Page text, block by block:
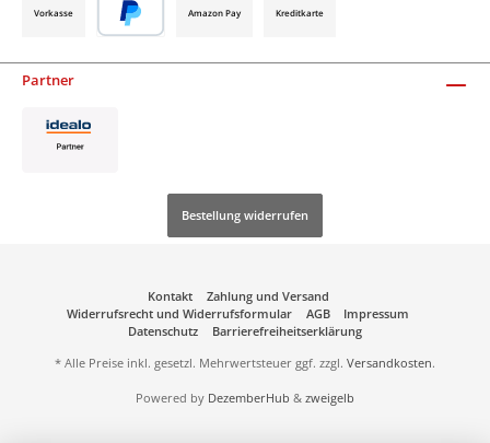
Vorkasse Amazon Pay Kreditkarte
Partner
Bestellung widerrufen
Kontakt
Zahlung und Versand
Widerrufsrecht und Widerrufsformular
AGB
Impressum
Datenschutz
Barrierefreiheitserklärung
* Alle Preise inkl. gesetzl. Mehrwertsteuer ggf. zzgl. Versandkosten.
Powered by DezemberHub & zweigelb